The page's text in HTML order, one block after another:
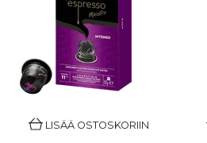
LISÄÄ OSTOSKORIIN